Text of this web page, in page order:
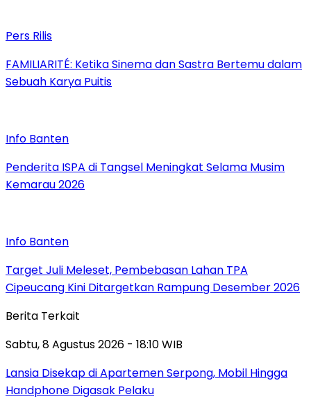
Pers Rilis
FAMILIARITÉ: Ketika Sinema dan Sastra Bertemu dalam
Sebuah Karya Puitis
Info Banten
Penderita ISPA di Tangsel Meningkat Selama Musim
Kemarau 2026
Info Banten
Target Juli Meleset, Pembebasan Lahan TPA
Cipeucang Kini Ditargetkan Rampung Desember 2026
Berita Terkait
Sabtu, 8 Agustus 2026 - 18:10 WIB
Lansia Disekap di Apartemen Serpong, Mobil Hingga
Handphone Digasak Pelaku